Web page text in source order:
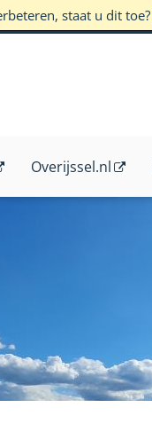
staat u dit toe?
Overijssel.nl